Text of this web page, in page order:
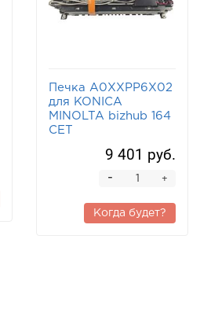
Печка A0XXPP6X02
для KONICA
MINOLTA bizhub 164
CET
9 401 руб.
+
-
Когда будет?